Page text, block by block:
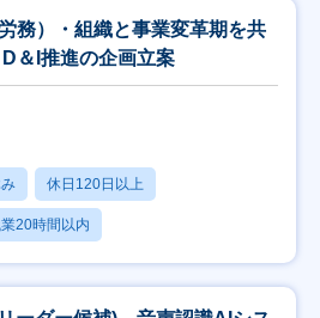
務）・組織と事業変革期を共
＆I推進の企画立案
休日120日以上
業20時間以内